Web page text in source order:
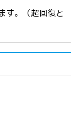
す。（超回復と